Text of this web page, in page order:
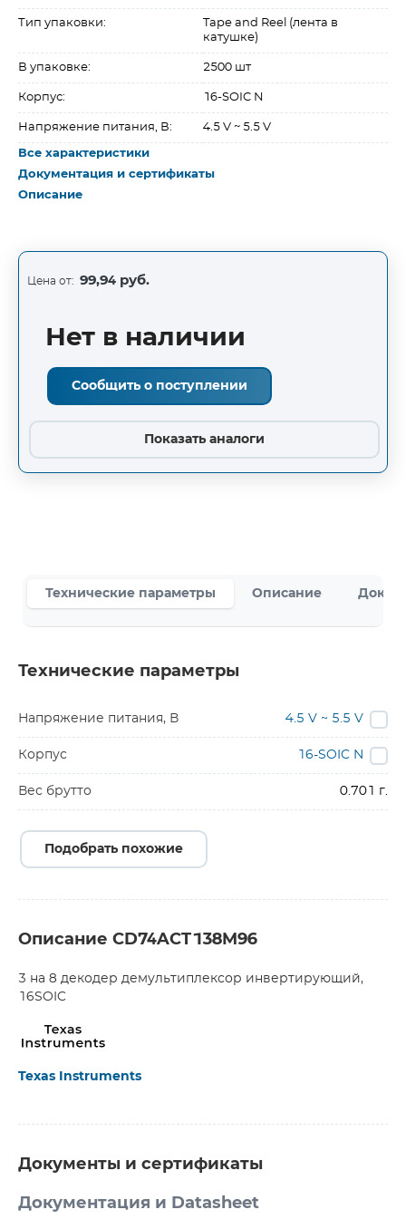
Тип упаковки:
Tape and Reel (лента в
катушке)
В упаковке: 2500 шт
Корпус: 16-SOIC N
Напряжение питания, В: 4.5 V ~ 5.5 V
Все характеристики
Документация и сертификаты
Описание
Цена от: 99,94 руб.
Нет в наличии
Сообщить о поступлении
Показать аналоги
Технические параметры Описание
Технические параметры
Напряжение питания, В 4.5 V ~ 5.5 V
Корпус 16-SOIC N
Вес брутто 0.701 г.
Подобрать похожие
Описание CD74ACT138M96
3 на 8 декодер демультиплексор инвертирующий,
16SOIC
Texas Instruments
Документы и сертификаты
Документация и Datasheet